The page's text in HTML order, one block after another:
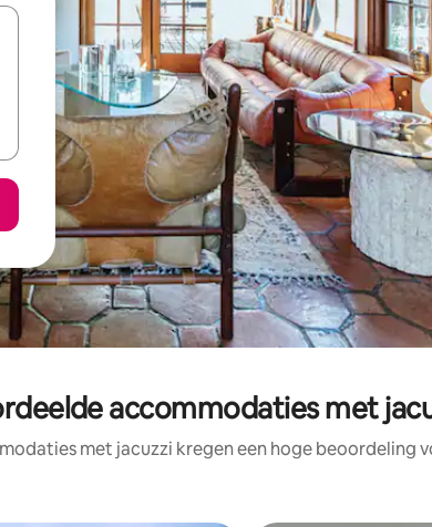
accommodaties met
met jacuzzi kregen een hoge beoordeling